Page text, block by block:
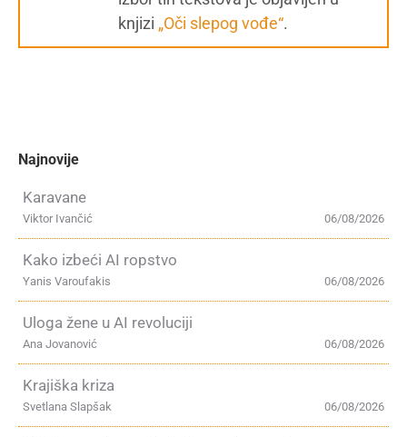
knjizi „Oči slepog vođe“.
Najnovije
Karavane
06/08/2026
Viktor Ivančić
Kako izbeći AI ropstvo
06/08/2026
Yanis Varoufakis
Uloga žene u AI revoluciji
06/08/2026
Ana Jovanović
Krajiška kriza
06/08/2026
Svetlana Slapšak